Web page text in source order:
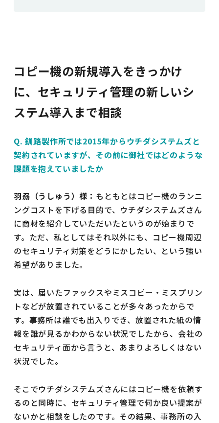
コピー機の新規導入をきっかけ
に、セキュリティ管理の新しいシ
ステム導入まで相談
Q. 釧路製作所では2015年からウチダシステムズと
契約されていますが、その前に御社ではどのような
課題を抱えていましたか
羽刕（うしゅう）様： もともとはコピー機のランニ
ングコストを下げる目的で、ウチダシステムズさん
に商材を紹介していただいたというのが始まりで
す。ただ、私としてはそれ以外にも、コピー機周辺
のセキュリティ対策をどうにかしたい、という強い
希望がありました。
実は、届いたファックスやミスコピー・ミスプリン
トなどが放置されていることが多々あったからで
す。事務所は誰でも出入りでき、放置された紙の情
報を誰が見るかわからない状況でしたから、会社の
セキュリティ面から言うと、あまりよろしくはない
状況でした。
そこでウチダシステムズさんにはコピー機を依頼す
るのと同時に、セキュリティ管理で何か良い提案が
ないかと相談をしたのです。その結果、事務所の入